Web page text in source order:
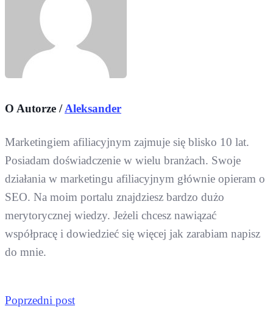
O Autorze /Aleksander
Marketingiem afiliacyjnym zajmuje się blisko 10 lat.
Posiadam doświadczenie w wielu branżach. Swoje
działania w marketingu afiliacyjnym głównie opieram o
SEO. Na moim portalu znajdziesz bardzo dużo
merytorycznej wiedzy. Jeżeli chcesz nawiązać
współpracę i dowiedzieć się więcej jak zarabiam napisz
do mnie.
Poprzedni post